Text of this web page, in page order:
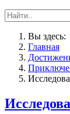
Вы здесь:
Главная